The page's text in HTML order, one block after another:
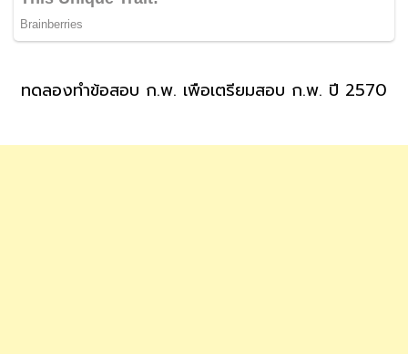
ทดลองทำข้อสอบ ก.พ. เพื่อเตรียมสอบ ก.พ. ปี 2570